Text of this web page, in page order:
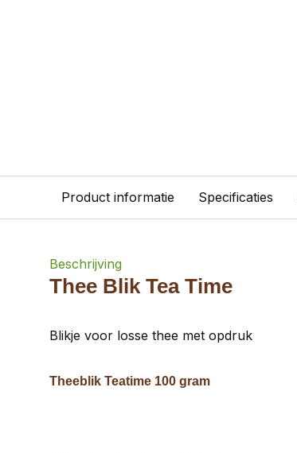
Product informatie Specificaties
Beschrijving
Thee Blik Tea Time
Blikje voor losse thee met opdruk
Theeblik Teatime 100 gram